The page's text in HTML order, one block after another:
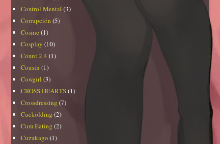
Control Mental (3)
Corrupción (5)
Cosine (1)
Cosplay (10)
Count 2.4 (1)
Cousin (1)
Cowgirl (3)
CROSS HEARTS(1)
Crossdressing (7)
Cuckolding (2)
Cum Eating (2)
Cuzukago (1)